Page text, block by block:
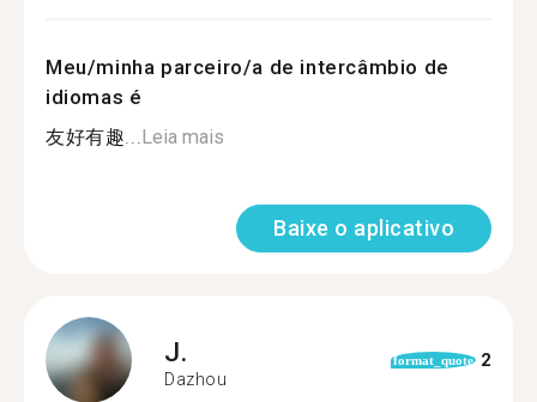
Meu/minha parceiro/a de intercâmbio de
idiomas é
友好有趣...Leia mais
Baixe o aplicativo
J.
Dazhou
format_quote 2